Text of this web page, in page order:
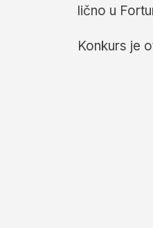
lično u
Konkurs je